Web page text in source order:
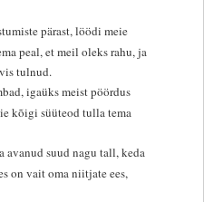
pärast, löödi meie
peal, et meil oleks rahu, ja
tulnud.
igaüks meist pöördus
kõigi süüteod tulla tema
avanud suud nagu tall, keda
on vait oma niitjate ees,